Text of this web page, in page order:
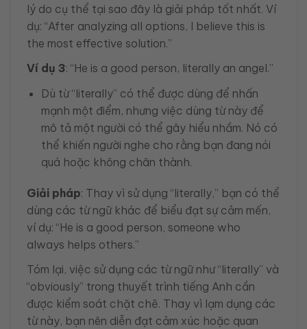
lý do cụ thể tại sao đây là giải pháp tốt nhất. Ví
dụ: “After analyzing all options, I believe this is
the most effective solution.”
Ví dụ 3: “He is a good person, literally an angel.”
Dù từ “literally” có thể được dùng để nhấn
mạnh một điểm, nhưng việc dùng từ này để
mô tả một người có thể gây hiểu nhầm. Nó có
thể khiến người nghe cho rằng bạn đang nói
quá hoặc không chân thành.
Giải pháp: Thay vì sử dụng “literally,” bạn có thể
dùng các từ ngữ khác để biểu đạt sự cảm mến,
ví dụ: “He is a good person, someone who
always helps others.”
Tóm lại, việc sử dụng các từ ngữ như “literally” và
“obviously” trong thuyết trình tiếng Anh cần
được kiểm soát chặt chẽ. Thay vì lạm dụng các
từ này, bạn nên diễn đạt cảm xúc hoặc quan